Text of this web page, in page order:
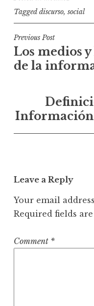
Taggeddiscurso, social
P
o
s
a
t
i
o
Previous Post
Los medios
de la
Información
Leave a Reply
Your email
Required fields
Comment *